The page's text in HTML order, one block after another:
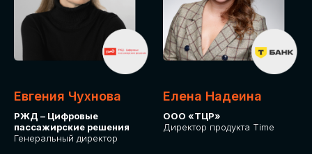
Евгения Чухнова
РЖД – Цифровые
пассажирские решения
Генеральный директор
Елена Надеина
ООО «ТЦР»
Директор продукта Time